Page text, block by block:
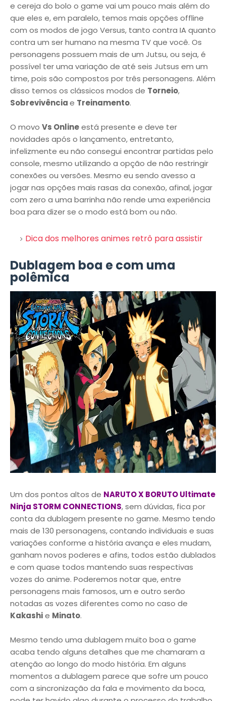
e cereja do bolo o game vai um pouco mais além do
que eles e, em paralelo, temos mais opções offline
com os modos de jogo Versus, tanto contra IA quanto
contra um ser humano na mesma TV que você. Os
personagens possuem mais de um Jutsu, ou seja, é
possível ter uma variação de até seis Jutsus em um
time, pois são compostos por três personagens. Além
disso temos os clássicos modos de Torneio,
Sobrevivênciae Treinamento.
O movo Vs Onlineestá presente e deve ter
novidades após o lançamento, entretanto,
infelizmente eu não consegui encontrar partidas pelo
console, mesmo utilizando a opção de não restringir
conexões ou versões. Mesmo eu sendo avesso a
jogar nas opções mais rasas da conexão, afinal, jogar
com zero a uma barrinha não rende uma experiência
boa para dizer se o modo está bom ou não.
Dica dos melhores animes retrô para assistir
Dublagem boa e com uma
polêmica
Um dos pontos altos de NARUTO X BORUTO Ultimate
Ninja STORM CONNECTIONS, sem dúvidas, fica por
conta da dublagem presente no game. Mesmo tendo
mais de 130 personagens, contando individuais e suas
variações conforme a história avança e eles mudam,
ganham novos poderes e afins, todos estão dublados
e com quase todos mantendo suas respectivas
vozes do anime. Poderemos notar que, entre
personagens mais famosos, um e outro serão
notadas as vozes diferentes como no caso de
Kakashie Minato.
Mesmo tendo uma dublagem muito boa o game
acaba tendo alguns detalhes que me chamaram a
atenção ao longo do modo história. Em alguns
momentos a dublagem parece que sofre um pouco
com a sincronização da fala e movimento da boca,